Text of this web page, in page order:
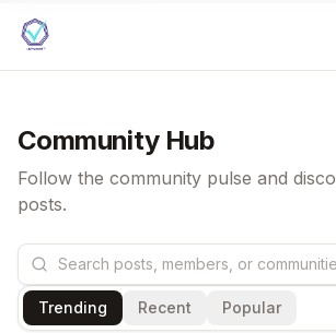
Community Hub
Follow the community pulse and
posts.
Trending Recent Popular